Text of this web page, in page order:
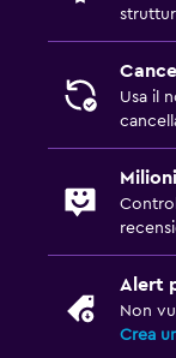
Usa il
Alert
Non
Crea